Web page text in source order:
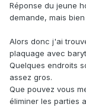
Réponse du jeune
demande, mais
Alors donc j'ai
plaquage avec
Quelques endroits
assez gros.
Que pouvez vous
éliminer les parties